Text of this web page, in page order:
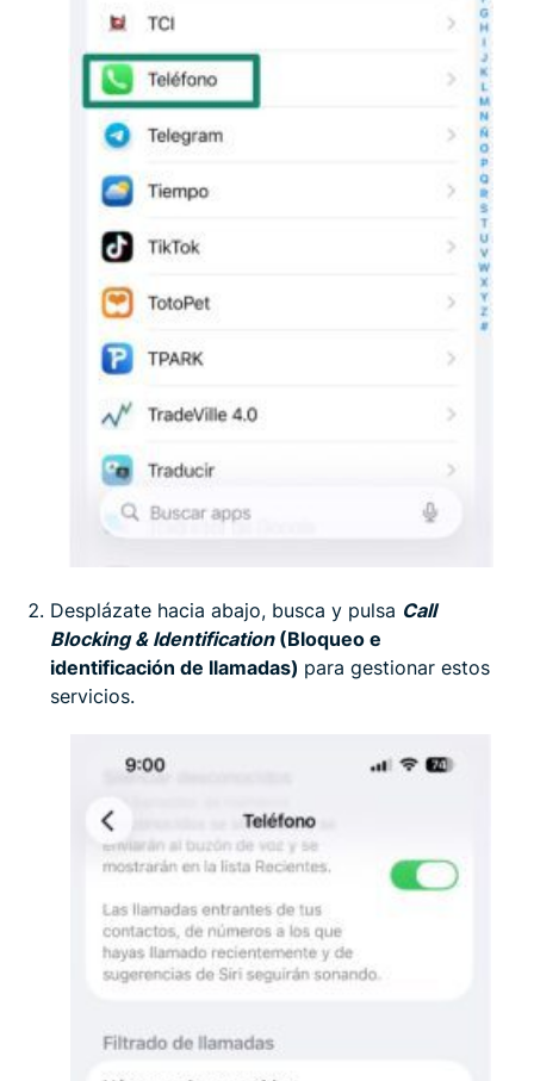
Desplázate hacia abajo, busca y pulsa Call
Blocking & Identification(Bloqueo e
identificación de llamadas) para gestionar estos
servicios.